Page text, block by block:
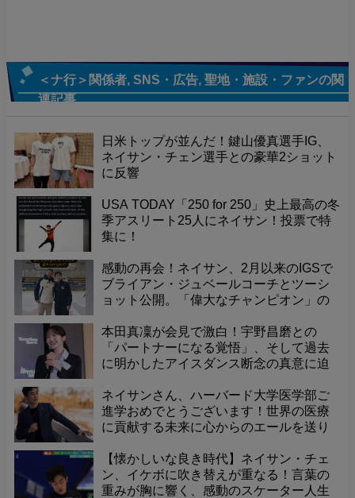
＜ナ行＞関係者, SNS・広告, 聖地・施設・ファンの関
連記事
日米トップが並んだ！鍵山優真選手IG、
ネイサン・チェン選手との豪華2ショット
に反響
USA TODAY「250 for 250」史上最高の冬
季アスリート25人にネイサン！投票で特
集に！
感動の再会！ネイサン、2月以来のIGSで
ブライアン・ジュベールコーチとツーシ
ョット公開。「偉大なチャンピオン」の
謙虚な感謝の言葉---
本田真凜が会見で激白！宇野昌磨との
「パートナーになる覚悟」、そして過去
に明かしたアイスダンス断念の真意に迫
ネイサンさん、ハーバード大学医学部ご
進学おめでとうございます！世界の医療
に貢献する未来に心からのエールを送り
【懐かしいな良き時代】ネイサン・チェ
ン、イケボに吹き替えが重なる！言葉の
重みが胸に響く、感動のスケーター人生